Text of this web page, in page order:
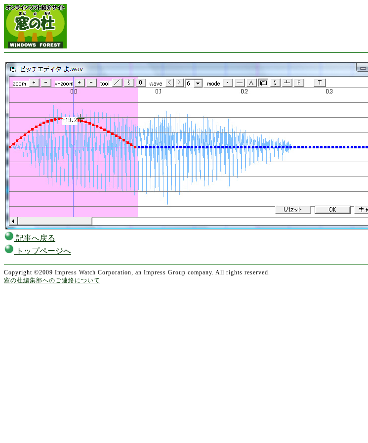
記事へ戻る
トップページへ
Copyright ©2009 Impress Watch Corporation, an Impress Group company. All rights reserved.
窓の杜編集部へのご連絡について